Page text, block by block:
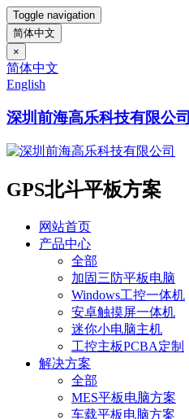
Toggle navigation
简体中文
×
简体中文
English
深圳前海高乐科技有限公司
GPS北斗平板方案
网站首页
产品中心
全部
加固三防平板电脑
Windows工控一体机
安卓触摸屏一体机
迷你小电脑主机
工控主板PCBA定制
解决方案
全部
MES平板电脑方案
车载平板电脑方案